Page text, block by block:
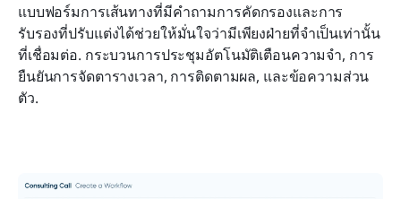
แบบฟอร์มการเส้นทางที่มีคำถามการคัดกรองและการ
รับรองที่ปรับแต่งได้ช่วยให้มั่นใจว่ามีเพียงฝ่ายที่จำเป็นเท่านั้น
ที่เชื่อมต่อ. กระบวนการประชุมอัตโนมัติเตือนความจำ, การ
ยืนยันการจัดตารางเวลา, การติดตามผล, และข้อความส่วน
ตัว.